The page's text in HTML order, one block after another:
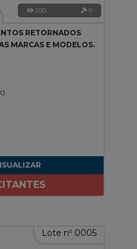
200 0
RETORNADOS
MARCAS E MODELOS.
Lote nº 0005